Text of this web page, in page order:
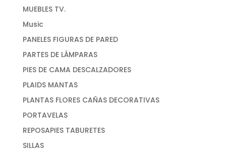
MUEBLES TV.
Music
PANELES FIGURAS DE PARED
PARTES DE LÁMPARAS
PIES DE CAMA DESCALZADORES
PLAIDS MANTAS
PLANTAS FLORES CAÑAS DECORATIVAS
PORTAVELAS
REPOSAPIES TABURETES
SILLAS